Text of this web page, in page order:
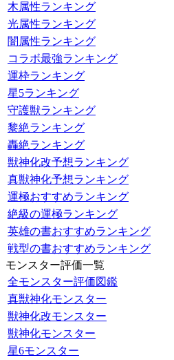
木属性ランキング
光属性ランキング
闇属性ランキング
コラボ最強ランキング
運枠ランキング
星5ランキング
守護獣ランキング
黎絶ランキング
轟絶ランキング
獣神化改予想ランキング
真獣神化予想ランキング
運極おすすめランキング
絶級の運極ランキング
英雄の書おすすめランキング
戦型の書おすすめランキング
モンスター評価一覧
全モンスター評価図鑑
真獣神化モンスター
獣神化改モンスター
獣神化モンスター
星6モンスター